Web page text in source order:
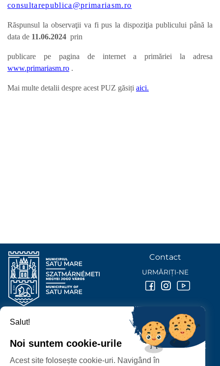
consultarepublica@primariasm.ro
Răspunsul la observaţii va fi pus la dispoziţia publicului până la
data de 11.06.2024 prin
publicare pe pagina de internet a primăriei la adresa
www.primariasm.ro .
Mai multe detalii despre acest PUZ găsiți aici.
PRIMĂRIA MUNICIPIULUI
P-ȚA 25 OCTOMBRIE, NR. 1 CORP M, 440026 SATU MARE
Contact
URMĂRIȚI-NE
Salut!
Noi suntem cookie-urile
Acest site folosește cookie-uri. Navigând în